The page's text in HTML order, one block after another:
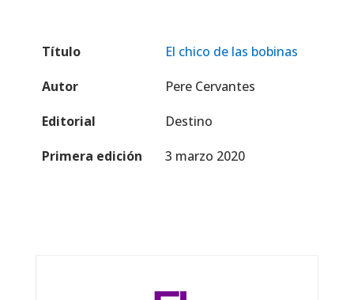
Título
El chico de las bobinas
Autor
Pere Cervantes
Editorial
Destino
Primera edición
3 marzo 2020